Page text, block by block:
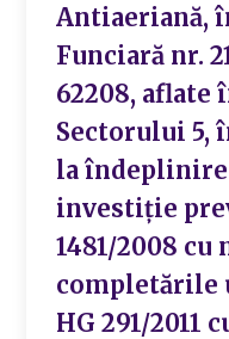
Antiaeriană,
Funciară nr.
62208, aflate
Sectorului 5,
la
investiție
1481/2008
completările
HG 291/2011